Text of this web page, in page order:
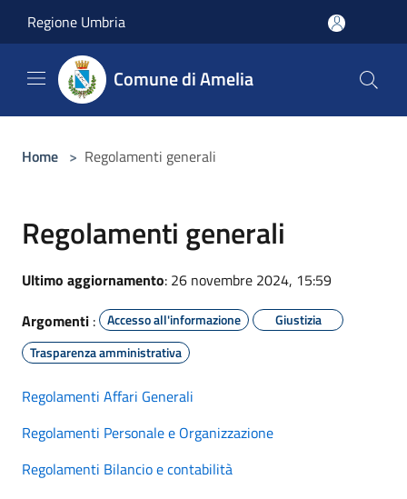
Regione Umbria
Comune di Amelia
Home > Regolamenti generali
Regolamenti generali
Ultimo aggiornamento: 26 novembre 2024, 15:59
Argomenti : Accesso all'informazione
Giustizia
Trasparenza amministrativa
Regolamenti Affari Generali
Regolamenti Personale e Organizzazione
Regolamenti Bilancio e contabilità